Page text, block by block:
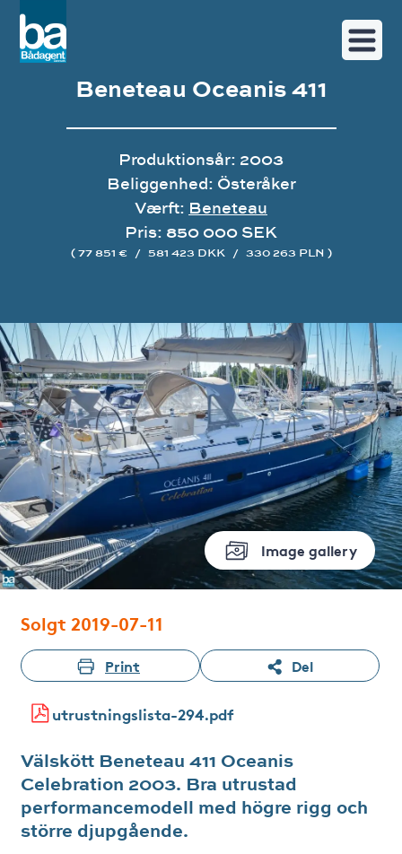
Image gallery
Beneteau Oceanis 411
Produktionsår: 2003
Beliggenhed: Österåker
Værft: Beneteau
Pris: 850 000 SEK
( 77 851 € / 581 423 DKK / 330 263 PLN )
Solgt 2019-07-11
Print Del
utrustningslista-294.pdf
Välskött Beneteau 411 Oceanis
Celebration 2003. Bra utrustad
performancemodell med högre rigg och
större djupgående.